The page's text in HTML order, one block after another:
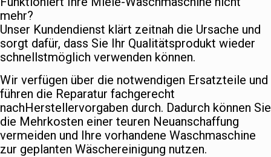
mehr?
Unser Kundendienst klärt zeitnah die Ursache und
sorgt dafür, dass Sie Ihr Qualitätsprodukt wieder
schnellstmöglich verwenden können.
Wir verfügen über die notwendigen Ersatzteile und
führen die Reparatur fachgerecht
nachHerstellervorgaben durch. Dadurch können Sie
die Mehrkosten einer teuren Neuanschaffung
vermeiden und Ihre vorhandene Waschmaschine
zur geplanten Wäschereinigung nutzen.